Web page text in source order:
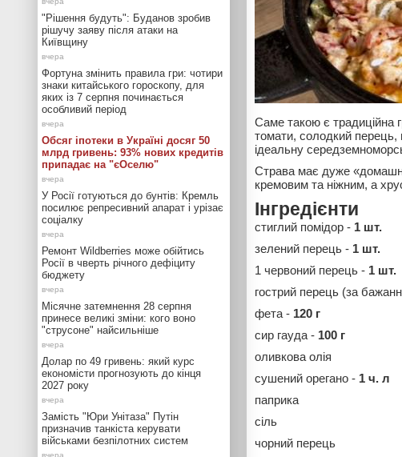
Саме такою є традиційна
томати, солодкий перець,
ідеальну
Страва має дуже
кремовим та ніжним, а
Інгредієнти
стиглий помідор - 1 шт.
зелений перець - 1 шт.
1 червоний перець - 1 шт.
гострий перець (за
фета - 120 г
сир гауда - 100 г
оливкова олія
сушений орегано - 1 ч. л
паприка
сіль
чорний перець
"Рішення будуть": Буданов зробив
рішучу заяву після атаки на
Київщину
Фортуна змінить правила гри: чотири
знаки китайського гороскопу, для
яких із 7 серпня починається
особливий період
Обсяг іпотеки в Україні досяг 50
млрд гривень: 93% нових кредитів
припадає на "єОселю"
У Росії готуються до бунтів: Кремль
посилює репресивний апарат і урізає
соціалку
Ремонт Wildberries може обійтись
Росії в чверть річного дефіциту
бюджету
Місячне затемнення 28 серпня
принесе великі зміни: кого воно
"струсоне" найсильніше
Долар по 49 гривень: який курс
економісти прогнозують до кінця
2027 року
Замість "Юри Унітаза" Путін
призначив танкіста керувати
військами безпілотних систем